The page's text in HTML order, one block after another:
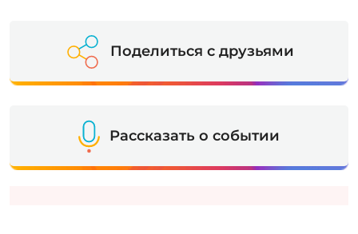
Поделиться с друзьями
Рассказать о событии